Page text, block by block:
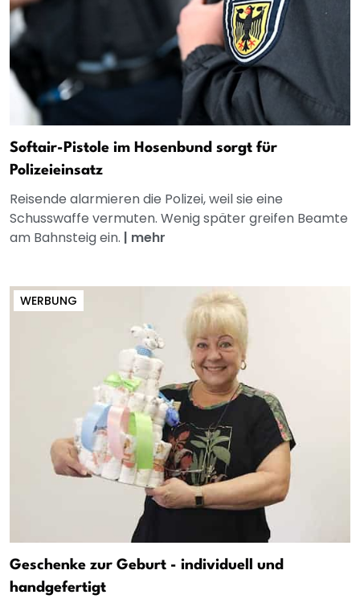
Softair-Pistole im Hosenbund sorgt für
Polizeieinsatz
Reisende alarmieren die Polizei, weil sie eine
Schusswaffe vermuten. Wenig später greifen Beamte
am Bahnsteig ein. | mehr
WERBUNG
Geschenke zur Geburt - individuell und
handgefertigt